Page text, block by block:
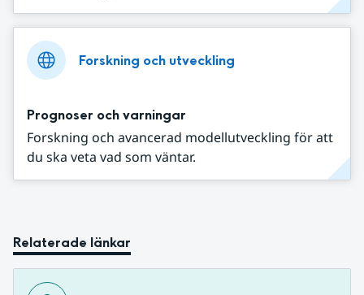
Forskning och utveckling
Prognoser och varningar
Forskning och avancerad modellutveckling för att
du ska veta vad som väntar.
Relaterade länkar